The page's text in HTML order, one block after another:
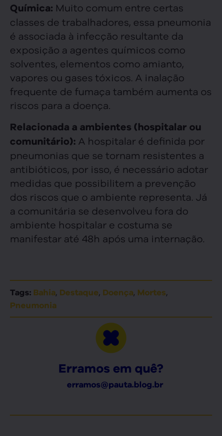
Química: Muito comum entre certas
classes de trabalhadores, essa pneumonia
é associada à infecção resultante da
exposição a agentes químicos como
solventes, elementos como amianto,
vapores ou gases tóxicos. A inalação
frequente de fumaça também aumenta os
riscos para a doença.
Relacionada a ambientes (hospitalar ou
comunitário): A hospitalar é definida por
pneumonias que se tornam resistentes a
antibióticos, por isso, é necessário adotar
medidas que possibilitem a prevenção
dos riscos que o ambiente representa. Já
a comunitária se desenvolveu fora do
ambiente hospitalar e costuma se
manifestar até 48h após uma internação.
Tags: Bahia, Destaque, Doença, Mortes,
Pneumonia
Erramos em quê?
erramos@pauta.blog.br